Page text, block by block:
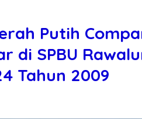
Putih
di SPBU
Tahun 2009